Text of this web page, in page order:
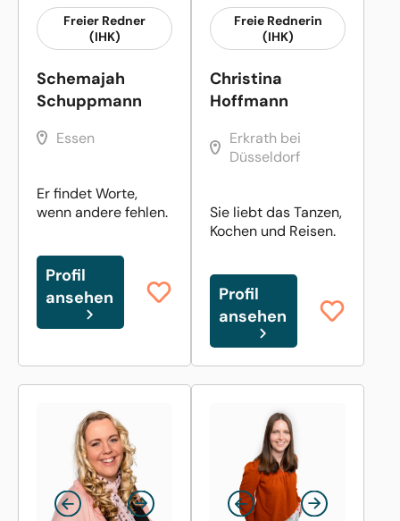
Freier Redner
(IHK)
Schemajah
Schuppmann
Essen
Er findet Worte,
wenn andere fehlen.
Profil
ansehen
Freie Rednerin
(IHK)
Christina
Hoffmann
Erkrath bei
Düsseldorf
Sie liebt das Tanzen,
Kochen und Reisen.
Profil
ansehen